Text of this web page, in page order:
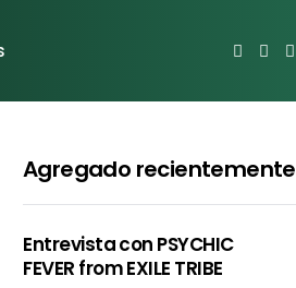
Agregado recientemente
Entrevista con PSYCHIC
FEVER from EXILE TRIBE